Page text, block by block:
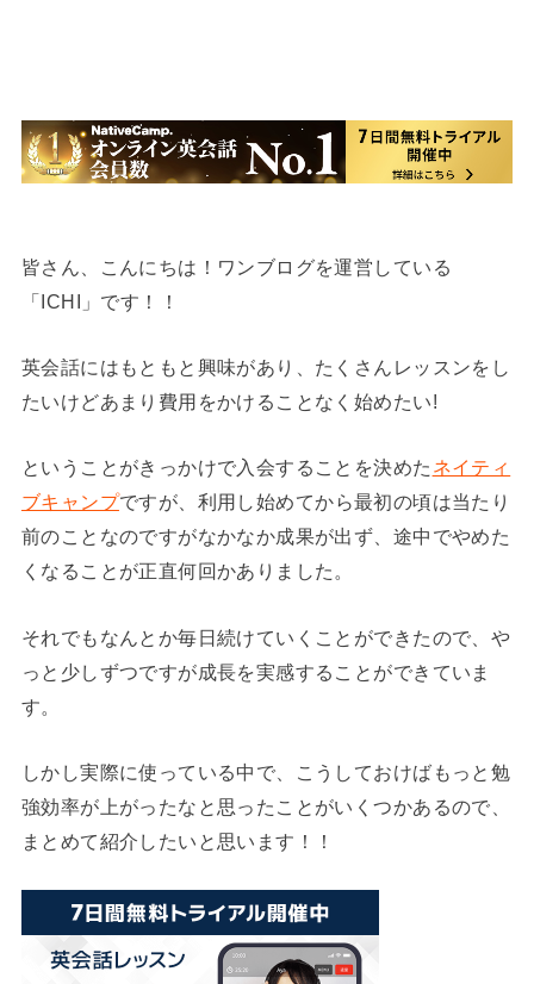
皆さん、こんにちは！ワンブログを運営している
「ICHI」です！！
英会話にはもともと興味があり、たくさんレッスンをし
たいけどあまり費用をかけることなく始めたい!
ということがきっかけで入会することを決めた ネイティ
ブキャンプですが、利用し始めてから最初の頃は当たり
前のことなのですがなかなか成果が出ず、途中でやめた
くなることが正直何回かありました。
それでもなんとか毎日続けていくことができたので、や
っと少しずつですが成長を実感することができていま
す。
しかし実際に使っている中で、こうしておけばもっと勉
強効率が上がったなと思ったことがいくつかあるので、
まとめて紹介したいと思います！！